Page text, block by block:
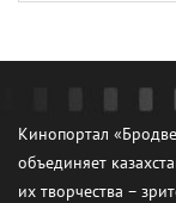
Кинопортал
объединяет
их творчества –